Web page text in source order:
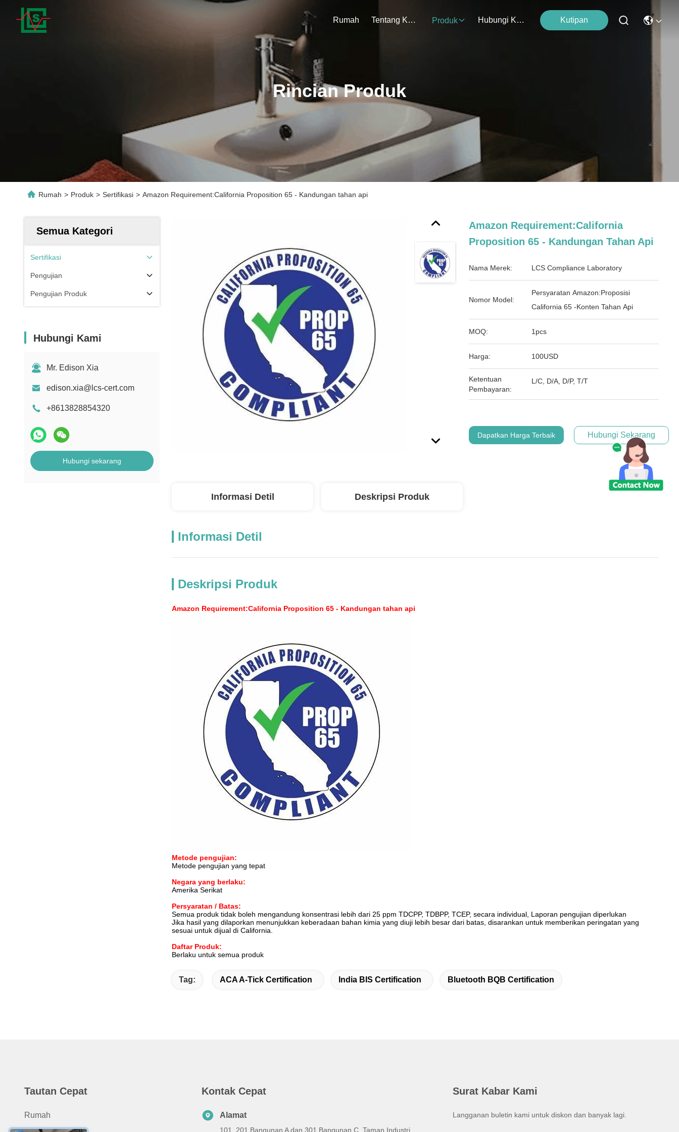
Rumah Tentang Kami Produk Hubungi Kami Kutipan
Rincian Produk
Rumah > Produk > Sertifikasi > Amazon Requirement:California Proposition 65 - Kandungan tahan api
Semua Kategori
Sertifikasi
Pengujian
Pengujian Produk
Hubungi Kami
Mr. Edison Xia
edison.xia@lcs-cert.com
+8613828854320
Hubungi sekarang
Amazon Requirement:California
Proposition 65 - Kandungan Tahan Api
Nama Merek: LCS Compliance Laboratory
Nomor Model:
Persyaratan Amazon:Proposisi
California 65 -Konten Tahan Api
MOQ: 1pcs
Harga: 100USD
Ketentuan
Pembayaran:
L/C, D/A, D/P, T/T
Dapatkan Harga Terbaik Hubungi Sekarang
Informasi Detil Deskripsi Produk
Informasi Detil
Deskripsi Produk
Amazon Requirement:California Proposition 65 - Kandungan tahan api
Metode pengujian:
Metode pengujian yang tepat
Negara yang berlaku:
Amerika Serikat
Persyaratan / Batas:
Semua produk tidak boleh mengandung konsentrasi lebih dari 25 ppm TDCPP, TDBPP, TCEP, secara individual, Laporan pengujian diperlukan
Jika hasil yang dilaporkan menunjukkan keberadaan bahan kimia yang diuji lebih besar dari batas, disarankan untuk memberikan peringatan yang
sesuai untuk dijual di California.
Daftar Produk:
Berlaku untuk semua produk
Tag: ACA A-Tick Certification India BIS Certification Bluetooth BQB Certification
Tautan Cepat
Rumah
Kontak Cepat
Alamat
101, 201 Bangunan A dan 301 Bangunan C, Taman Industri
Surat Kabar Kami
Langganan buletin kami untuk diskon dan banyak lagi.